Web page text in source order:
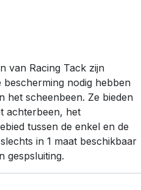
van Racing Tack zijn
nodig hebben
het scheenbeen. Ze bieden
achterbeen, het
tussen de enkel en de
in 1 maat beschikbaar
gespsluiting.